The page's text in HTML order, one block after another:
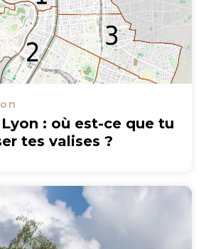
: où est-ce que tu
tes valises ?